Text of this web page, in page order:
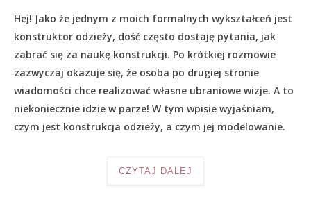
Hej! Jako że jednym z moich formalnych wykształceń jest
konstruktor odzieży, dość często dostaję pytania, jak
zabrać się za naukę konstrukcji. Po krótkiej rozmowie
zazwyczaj okazuje się, że osoba po drugiej stronie
wiadomości chce realizować własne ubraniowe wizje. A to
niekoniecznie idzie w parze! W tym wpisie wyjaśniam,
czym jest konstrukcja odzieży, a czym jej modelowanie.
CZYTAJ DALEJ